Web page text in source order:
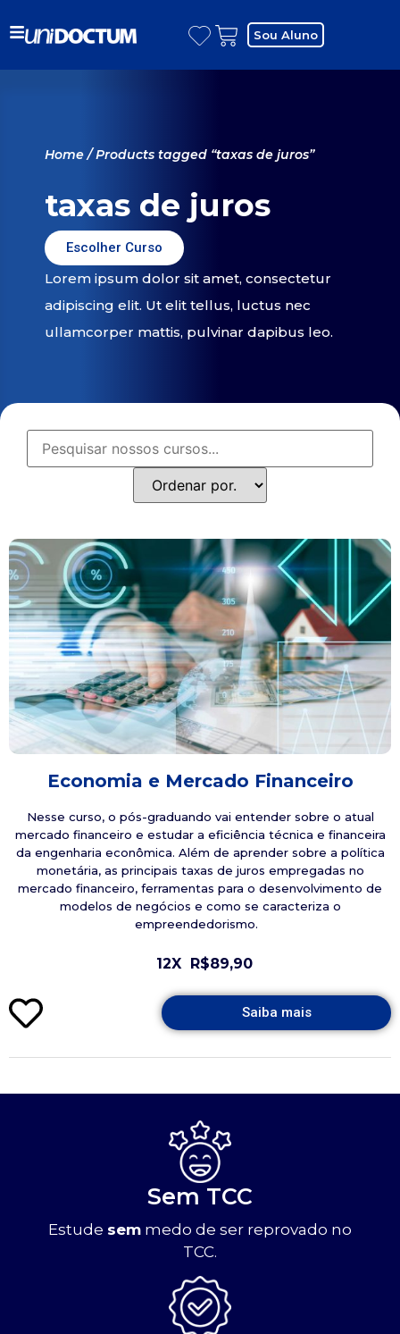
Sou Aluno
Home/ Products tagged “taxas de juros”
taxas de juros
Escolher Curso
Lorem ipsum dolor sit amet, consectetur
adipiscing elit. Ut elit tellus, luctus nec
ullamcorper mattis, pulvinar dapibus leo.
Economia e Mercado Financeiro
Nesse curso, o pós-graduando vai entender sobre o atual
mercado financeiro e estudar a eficiência técnica e financeira
da engenharia econômica. Além de aprender sobre a política
monetária, as principais taxas de juros empregadas no
mercado financeiro, ferramentas para o desenvolvimento de
modelos de negócios e como se caracteriza o
empreendedorismo.
12X R$89,90
Saiba mais
Sem TCC
Estude sem medo de ser reprovado no
TCC.